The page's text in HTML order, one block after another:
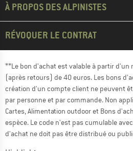
À PROPOS DES ALPINISTES
RÉVOQUER LE CONTRAT
**Le bon d'achat est valable à partir
(après retours) de 40 euros. Les bons
création d'un compte client ne peuvent
par personne et par commande. Non
Cartes, Alimentation outdoor et Bons
espèce. Le code n'est pas cumulable
d'achat ne doit pas être distribué ou